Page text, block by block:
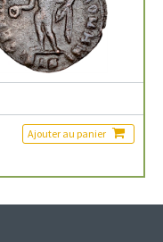
Ajouter au panier